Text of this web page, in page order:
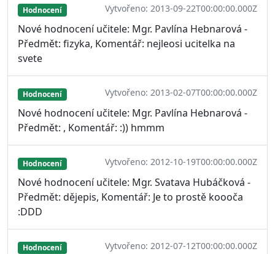
Hodnocení Vytvořeno: 2013-09-22T00:00:00.000Z
Nové hodnocení učitele: Mgr. Pavlína Hebnarová -
Předmět: fizyka, Komentář: nejleosi ucitelka na
svete
Hodnocení Vytvořeno: 2013-02-07T00:00:00.000Z
Nové hodnocení učitele: Mgr. Pavlína Hebnarová -
Předmět: , Komentář: :)) hmmm
Hodnocení Vytvořeno: 2012-10-19T00:00:00.000Z
Nové hodnocení učitele: Mgr. Svatava Hubáčková -
Předmět: dějepis, Komentář: Je to prostě koooča
:DDD
Hodnocení Vytvořeno: 2012-07-12T00:00:00.000Z